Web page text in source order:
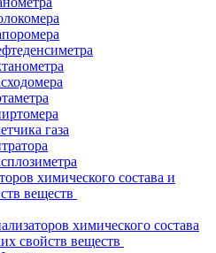
газа
химического состава и
веществ
химического состава
свойств веществ